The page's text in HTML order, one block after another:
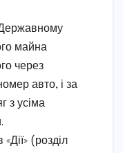
майна
через
авто, і за
з усіма
(розділ